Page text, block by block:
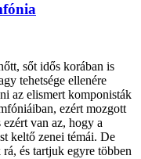
sőt idős korában is
tehetsége ellenére
az elismert komponisták
ezért mozgott
van az, hogy a
keltő zenei témái. De
és tartjuk egyre többen